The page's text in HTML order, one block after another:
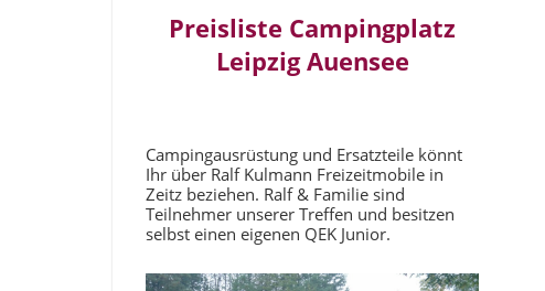
Preisliste Campingplatz
Leipzig Auensee
Campingausrüstung und Ersatzteile könnt
Ihr über Ralf Kulmann Freizeitmobile in
Zeitz beziehen. Ralf & Familie sind
Teilnehmer unserer Treffen und besitzen
selbst einen eigenen QEK Junior.